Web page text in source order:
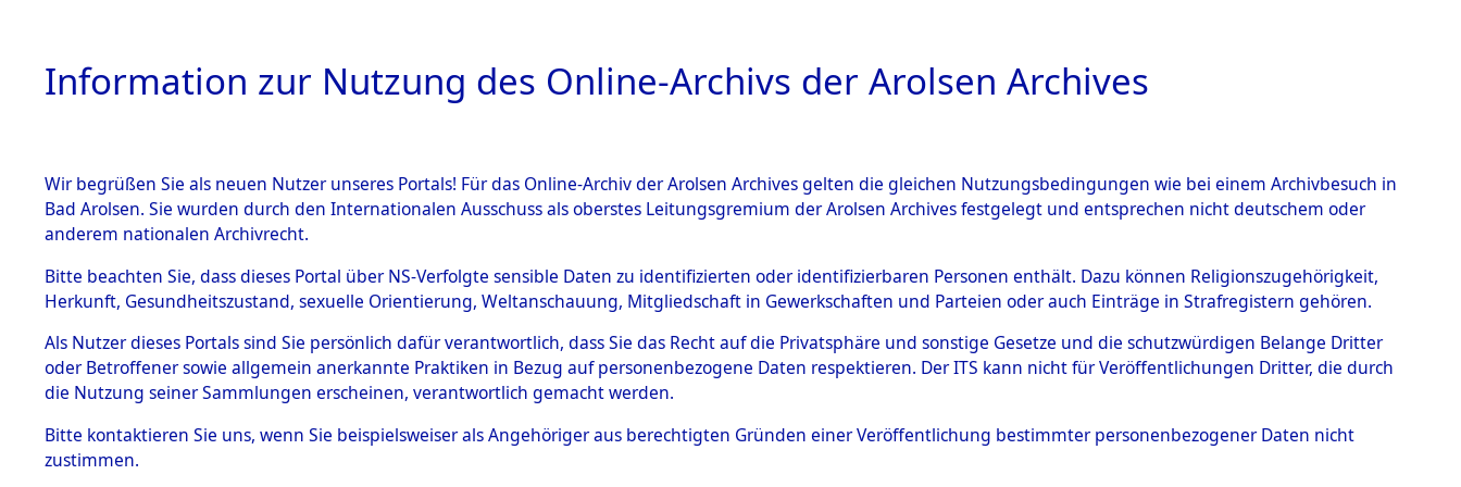
HOME BESTANDSBESCHREIBUNG ARCHIVALE ÜBERSICHT BILD
BESTÄNDE
Inhaftierungsdoku
mente
5. Verschiedenes
Todesmärsche
5.3.1 Alliierte
Ermittlung des Ablaufs und der Routen von
Evakuierungsmärschen, die Feststellung der Anzahl unbekannter
Toter aus Konzentrationslagern und der Ort ihrer Grablegungen:
Fehlanzeigen→0001 (84629184)→0099 (84629284)
Information zur Nutzung des Online-Archivs der Arolsen Archives
Wir begrüßen Sie als neuen Nutzer unseres Portals! Für das Online-Archiv der Arolsen Archives gelten die gleichen Nutzungsbedingungen wie bei einem Archivbesuch in
Bad Arolsen. Sie wurden durch den Internationalen Ausschuss als oberstes Leitungsgremium der Arolsen Archives festgelegt und entsprechen nicht deutschem oder
anderem nationalen Archivrecht.
Bitte beachten Sie, dass dieses Portal über NS-Verfolgte sensible Daten zu identifizierten oder identifizierbaren Personen enthält. Dazu können Religionszugehörigkeit,
Herkunft, Gesundheitszustand, sexuelle Orientierung, Weltanschauung, Mitgliedschaft in Gewerkschaften und Parteien oder auch Einträge in Strafregistern gehören.
Als Nutzer dieses Portals sind Sie persönlich dafür verantwortlich, dass Sie das Recht auf die Privatsphäre und sonstige Gesetze und die schutzwürdigen Belange Dritter
oder Betroffener sowie allgemein anerkannte Praktiken in Bezug auf personenbezogene Daten respektieren. Der ITS kann nicht für Veröffentlichungen Dritter, die durch
die Nutzung seiner Sammlungen erscheinen, verantwortlich gemacht werden.
Bitte kontaktieren Sie uns, wenn Sie beispielsweiser als Angehöriger aus berechtigten Gründen einer Veröffentlichung bestimmter personenbezogener Daten nicht
zustimmen.